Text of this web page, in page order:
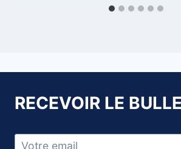
RECEVOIR LE